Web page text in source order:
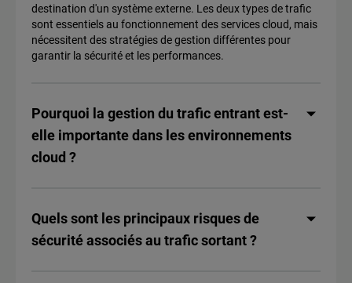
destination d'un système externe. Les deux types de trafic
sont essentiels au fonctionnement des services cloud, mais
nécessitent des stratégies de gestion différentes pour
garantir la sécurité et les performances.
Pourquoi la gestion du trafic entrant est-
elle importante dans les environnements
cloud ?
Quels sont les principaux risques de
sécurité associés au trafic sortant ?